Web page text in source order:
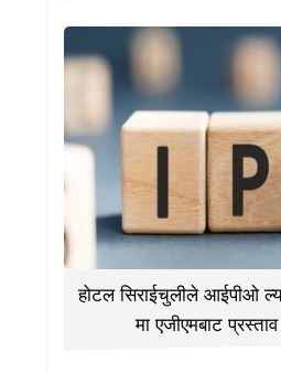
होटल सिराईचुलीले आईपीओ
मा एजीएमबाट प्रस्ताव